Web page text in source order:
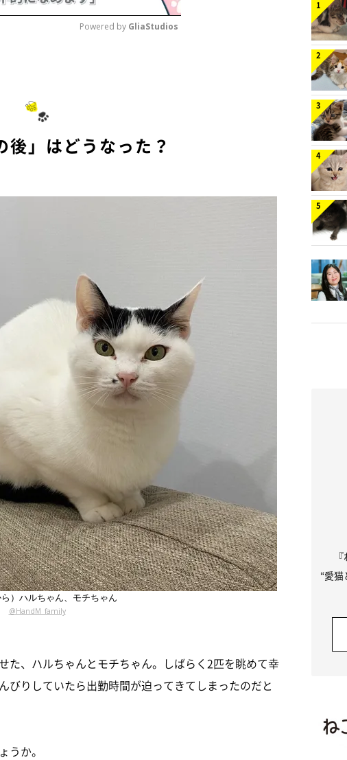
Powered by GliaStudios
後」はどうなった？
）ハルちゃん、モチちゃん
@HandM_family
た、ハルちゃんとモチちゃん。しばらく2匹を眺めて幸
びりしていたら出勤時間が迫ってきてしまったのだと
うか。
“愛